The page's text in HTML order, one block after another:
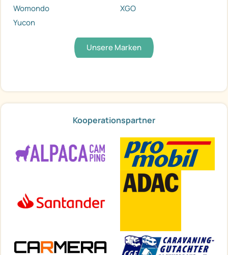
Womondo
XGO
Yucon
Unsere Marken
Kooperationspartner